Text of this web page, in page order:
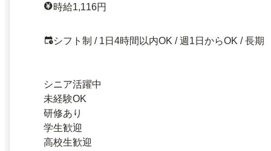
時給1,116円
シフト制 / 1日4時間以内OK / 週1日からOK / 長期
シニア活躍中
未経験OK
研修あり
学生歓迎
高校生歓迎